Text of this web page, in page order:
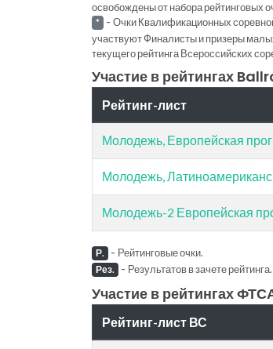
освобождены от набора рейтинговых
* - Очки Квалификационных
участвуют Финалисты и призеры
текущего рейтинга Всероссийских
Участие в рейтингах
Рейтинг-лист
Молодежь, Европейская
Молодежь,
Молодежь-2 Европейская
Р. - Рейтинговые очки.
Рез. - Результатов в зачете рейтинга.
Участие в рейтингах
Рейтинг-лист ВС